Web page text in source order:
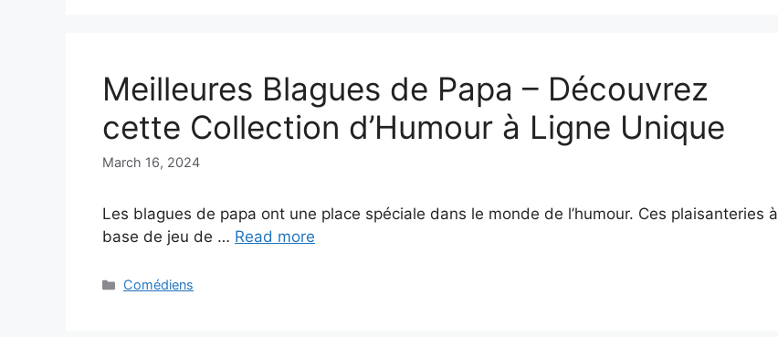
Meilleures Blagues de Papa – Découvrez
cette Collection d’Humour à Ligne Unique
March 16, 2024
Les blagues de papa ont une place spéciale dans le monde de l’humour. Ces plaisanteries à
base de jeu de … Read more
Categories
Comédiens